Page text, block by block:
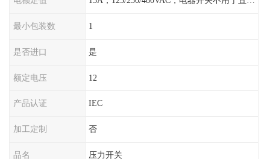
最小包装数 1
是否进口 是
额定电压 12
产品认证 IEC
加工定制 否
品名 压力开关